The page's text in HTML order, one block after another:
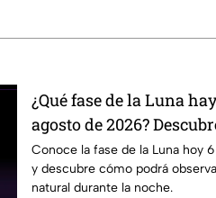
¿Qué fase de la Luna
agosto de 2026?
el satélite esta noche
Conoce la fase de la Luna hoy
y descubre cómo podrá
natural durante la noche.